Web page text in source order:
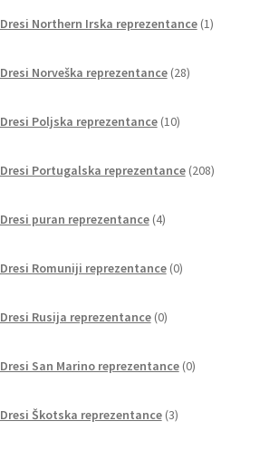
Dresi Northern Irska reprezentance 1izdelek
Dresi Norveška reprezentance 28izdelkov
Dresi Poljska reprezentance 10izdelkov
Dresi Portugalska reprezentance 208izdelkov
Dresi puran reprezentance 4izdelki
Dresi Romuniji reprezentance 0izdelkov
Dresi Rusija reprezentance 0izdelkov
Dresi San Marino reprezentance 0izdelkov
Dresi Škotska reprezentance 3izdelki